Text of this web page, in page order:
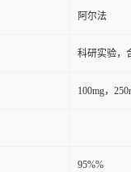
阿尔法
科研实验，
100mg，
95%%